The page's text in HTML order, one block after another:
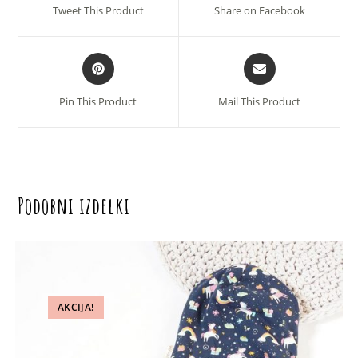
new
Tweet This Product
new
Share on Facebook
Opens
in
a
new
Pin This Product
Opens
in
a
new
Mail This Product
Podobni izdelki
AKCIJA!